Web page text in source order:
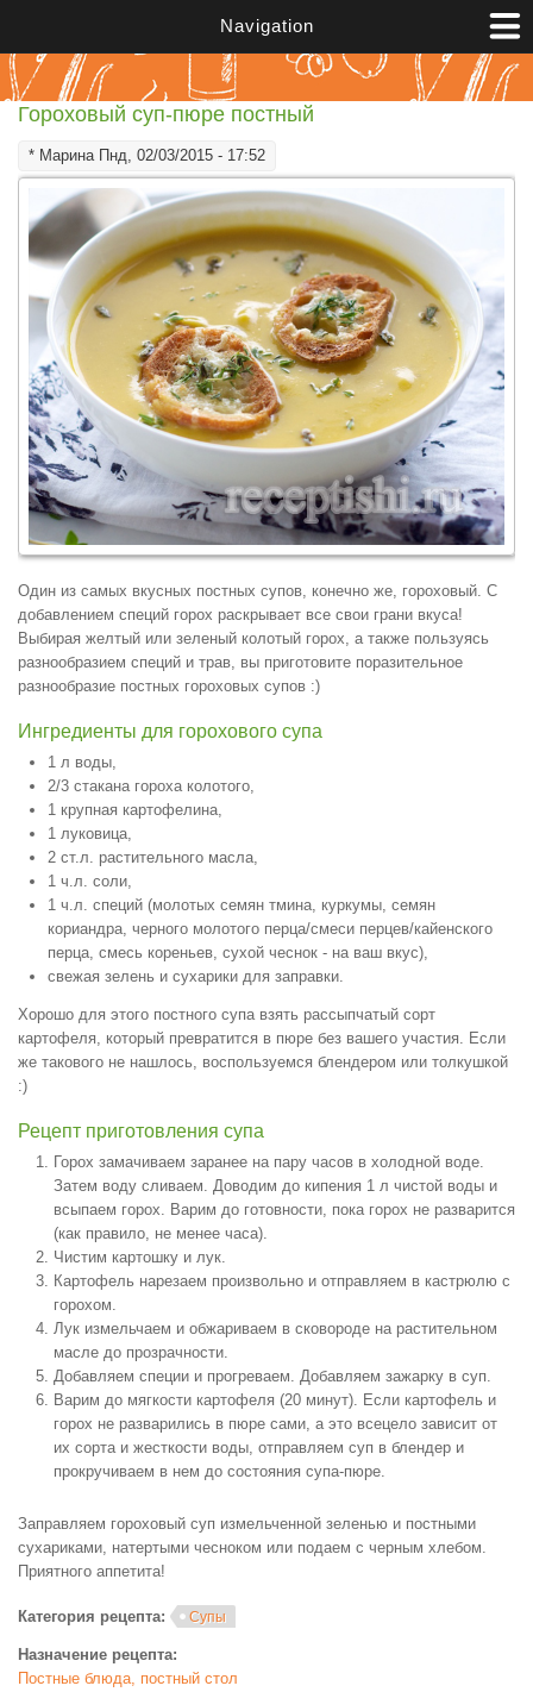
Navigation
Гороховый суп-пюре постный
* МаринаПнд, 02/03/2015 - 17:52
Один из самых вкусных постных супов, конечно же, гороховый. С
добавлением специй горох раскрывает все свои грани вкуса!
Выбирая желтый или зеленый колотый горох, а также пользуясь
разнообразием специй и трав, вы приготовите поразительное
разнообразие постных гороховых супов :)
Ингредиенты для горохового супа
1 л воды,
2/3 стакана гороха колотого,
1 крупная картофелина,
1 луковица,
2 ст.л. растительного масла,
1 ч.л. соли,
1 ч.л. специй (молотых семян тмина, куркумы, семян
кориандра, черного молотого перца/смеси перцев/кайенского
перца, смесь кореньев, сухой чеснок - на ваш вкус),
свежая зелень и сухарики для заправки.
Хорошо для этого постного супа взять рассыпчатый сорт
картофеля, который превратится в пюре без вашего участия. Если
же такового не нашлось, воспользуемся блендером или толкушкой
:)
Рецепт приготовления супа
Горох замачиваем заранее на пару часов в холодной воде.
Затем воду сливаем. Доводим до кипения 1 л чистой воды и
всыпаем горох. Варим до готовности, пока горох не разварится
(как правило, не менее часа).
Чистим картошку и лук.
Картофель нарезаем произвольно и отправляем в кастрюлю с
горохом.
Лук измельчаем и обжариваем в сковороде на растительном
масле до прозрачности.
Добавляем специи и прогреваем. Добавляем зажарку в суп.
Варим до мягкости картофеля (20 минут). Если картофель и
горох не разварились в пюре сами, а это всецело зависит от
их сорта и жесткости воды, отправляем суп в блендер и
прокручиваем в нем до состояния супа-пюре.
Заправляем гороховый суп измельченной зеленью и постными
сухариками, натертыми чесноком или подаем с черным хлебом.
Приятного аппетита!
Категория рецепта: Супы
Назначение рецепта:
Постные блюда, постный стол